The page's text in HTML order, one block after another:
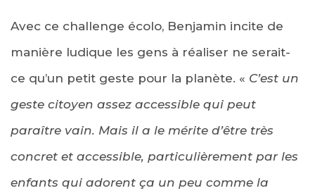
Avec ce challenge écolo, Benjamin incite de
manière ludique les gens à réaliser ne serait-
ce qu’un petit geste pour la planète. « C’est un
geste citoyen assez accessible qui peut
paraître vain. Mais il a le mérite d’être très
concret et accessible, particulièrement par les
enfants qui adorent ça un peu comme la